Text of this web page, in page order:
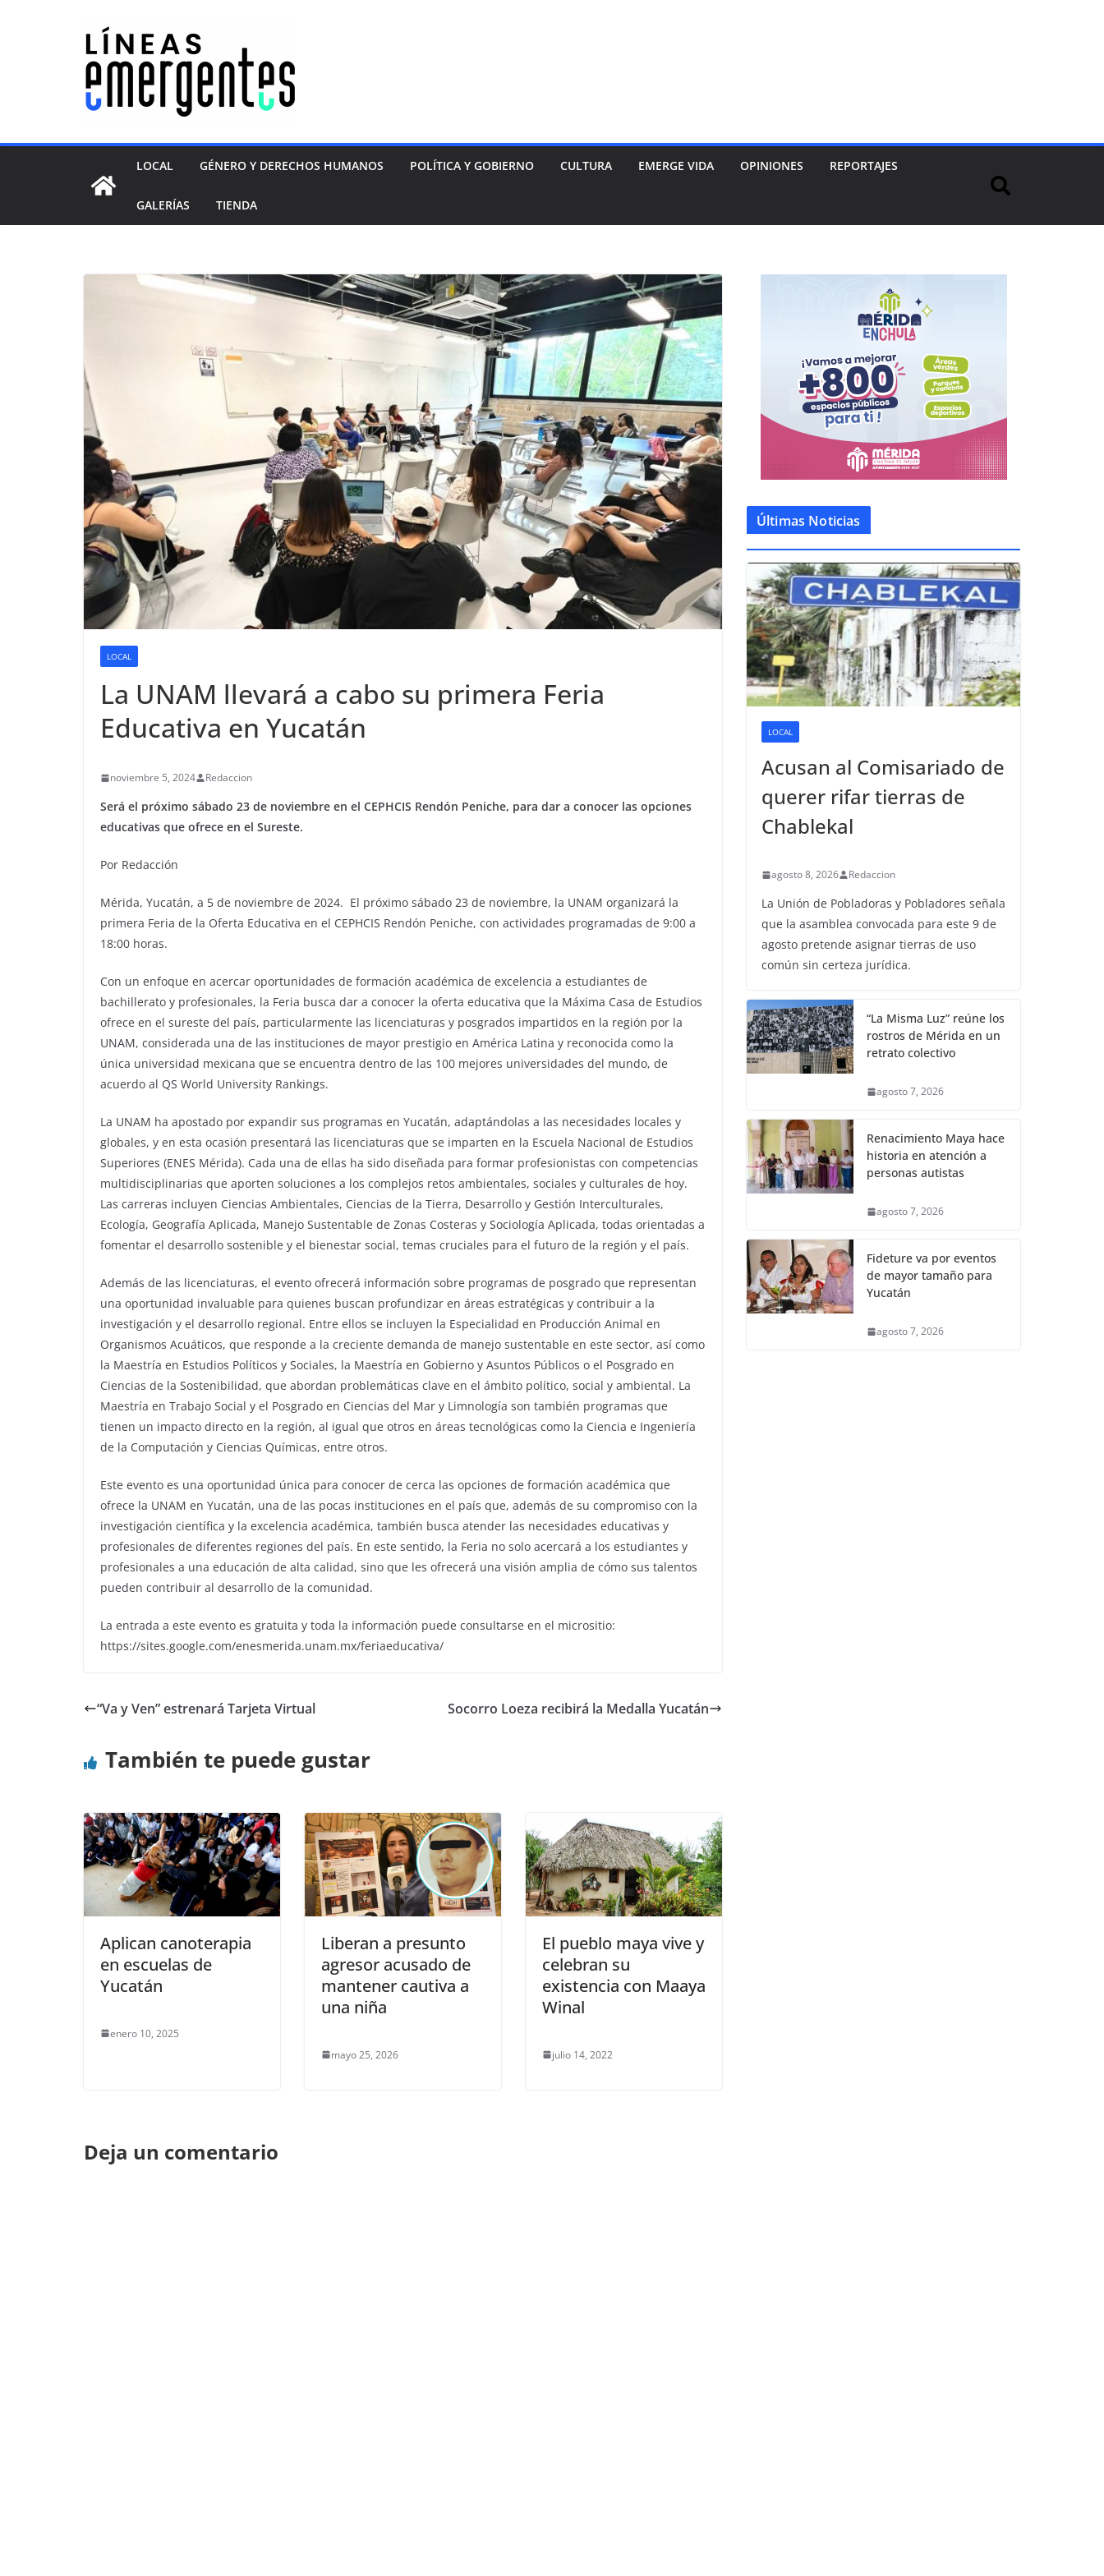
LOCAL GÉNERO Y DERECHOS HUMANOS POLÍTICA Y GOBIERNO CULTURA EMERGE VIDA OPINIONES REPORTAJES
GALERÍAS TIENDA
LOCAL
La UNAM llevará a cabo su primera Feria
Educativa en Yucatán
noviembre 5, 2024 Redaccion
Será el próximo sábado 23 de noviembre en el CEPHCIS Rendón Peniche, para dar a conocer las opciones
educativas que ofrece en el Sureste.
Por Redacción
Mérida, Yucatán, a 5 de noviembre de 2024. El próximo sábado 23 de noviembre, la UNAM organizará la
primera Feria de la Oferta Educativa en el CEPHCIS Rendón Peniche, con actividades programadas de 9:00 a
18:00 horas.
Con un enfoque en acercar oportunidades de formación académica de excelencia a estudiantes de
bachillerato y profesionales, la Feria busca dar a conocer la oferta educativa que la Máxima Casa de Estudios
ofrece en el sureste del país, particularmente las licenciaturas y posgrados impartidos en la región por la
UNAM, considerada una de las instituciones de mayor prestigio en América Latina y reconocida como la
única universidad mexicana que se encuentra dentro de las 100 mejores universidades del mundo, de
acuerdo al QS World University Rankings.
La UNAM ha apostado por expandir sus programas en Yucatán, adaptándolas a las necesidades locales y
globales, y en esta ocasión presentará las licenciaturas que se imparten en la Escuela Nacional de Estudios
Superiores (ENES Mérida). Cada una de ellas ha sido diseñada para formar profesionistas con competencias
multidisciplinarias que aporten soluciones a los complejos retos ambientales, sociales y culturales de hoy.
Las carreras incluyen Ciencias Ambientales, Ciencias de la Tierra, Desarrollo y Gestión Interculturales,
Ecología, Geografía Aplicada, Manejo Sustentable de Zonas Costeras y Sociología Aplicada, todas orientadas a
fomentar el desarrollo sostenible y el bienestar social, temas cruciales para el futuro de la región y el país.
Además de las licenciaturas, el evento ofrecerá información sobre programas de posgrado que representan
una oportunidad invaluable para quienes buscan profundizar en áreas estratégicas y contribuir a la
investigación y el desarrollo regional. Entre ellos se incluyen la Especialidad en Producción Animal en
Organismos Acuáticos, que responde a la creciente demanda de manejo sustentable en este sector, así como
la Maestría en Estudios Políticos y Sociales, la Maestría en Gobierno y Asuntos Públicos o el Posgrado en
Ciencias de la Sostenibilidad, que abordan problemáticas clave en el ámbito político, social y ambiental. La
Maestría en Trabajo Social y el Posgrado en Ciencias del Mar y Limnología son también programas que
tienen un impacto directo en la región, al igual que otros en áreas tecnológicas como la Ciencia e Ingeniería
de la Computación y Ciencias Químicas, entre otros.
Este evento es una oportunidad única para conocer de cerca las opciones de formación académica que
ofrece la UNAM en Yucatán, una de las pocas instituciones en el país que, además de su compromiso con la
investigación científica y la excelencia académica, también busca atender las necesidades educativas y
profesionales de diferentes regiones del país. En este sentido, la Feria no solo acercará a los estudiantes y
profesionales a una educación de alta calidad, sino que les ofrecerá una visión amplia de cómo sus talentos
pueden contribuir al desarrollo de la comunidad.
La entrada a este evento es gratuita y toda la información puede consultarse en el micrositio:
https://sites.google.com/enesmerida.unam.mx/feriaeducativa/
“Va y Ven” estrenará Tarjeta Virtual Socorro Loeza recibirá la Medalla Yucatán
También te puede gustar
Aplican canoterapia
en escuelas de
Yucatán
enero 10, 2025
Liberan a presunto
agresor acusado de
mantener cautiva a
una niña
mayo 25, 2026
El pueblo maya vive y
celebran su
existencia con Maaya
Winal
julio 14, 2022
Deja un comentario
Últimas Noticias
LOCAL
Acusan al Comisariado de
querer rifar tierras de
Chablekal
agosto 8, 2026 Redaccion
La Unión de Pobladoras y Pobladores señala
que la asamblea convocada para este 9 de
agosto pretende asignar tierras de uso
común sin certeza jurídica.
“La Misma Luz” reúne los
rostros de Mérida en un
retrato colectivo
agosto 7, 2026
Renacimiento Maya hace
historia en atención a
personas autistas
agosto 7, 2026
Fideture va por eventos
de mayor tamaño para
Yucatán
agosto 7, 2026